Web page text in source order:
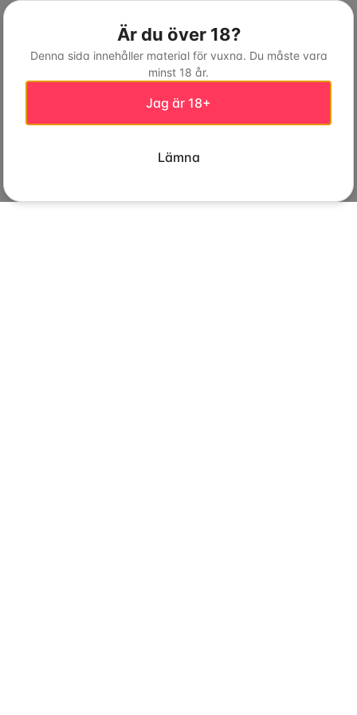
Är du över 18?
Denna sida innehåller material för vuxna. Du måste vara
minst 18 år.
Jag är 18+
Lämna